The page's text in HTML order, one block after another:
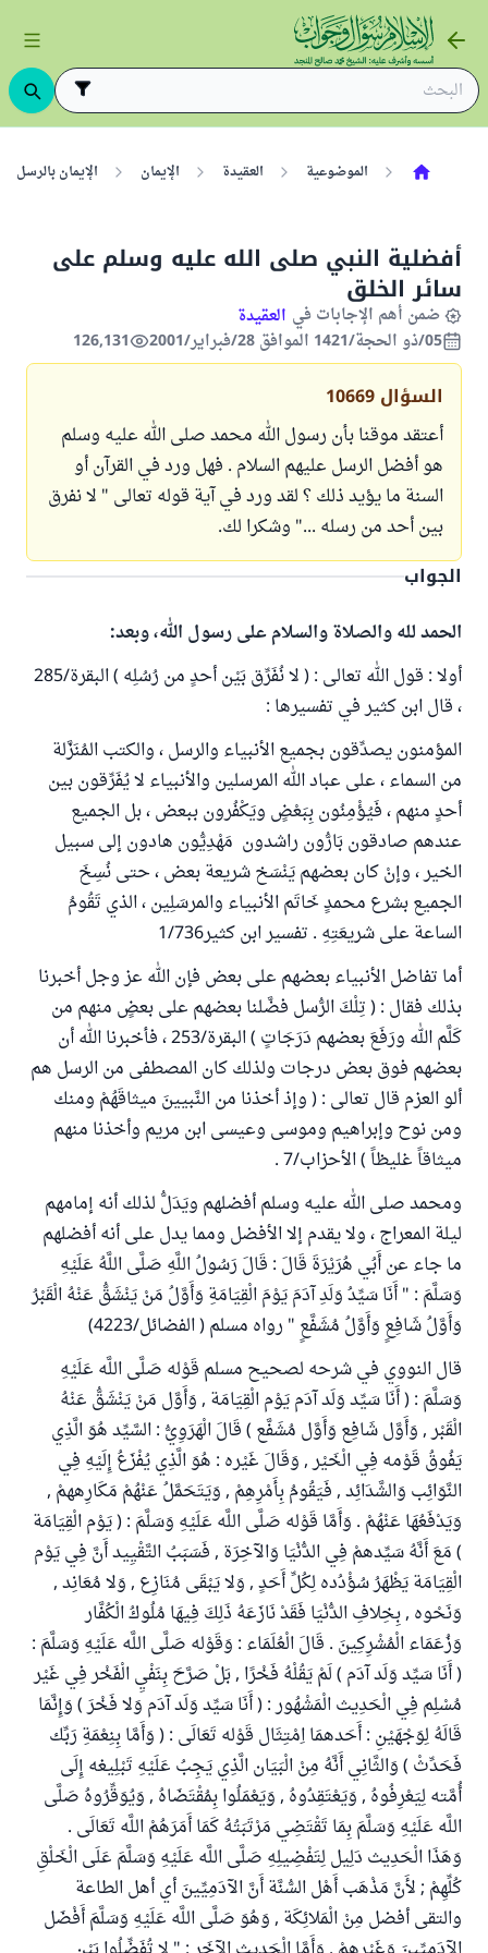
الموضوعية العقيدة الإيمان الإيمان بالرسل
أفضلية النبي صلى الله عليه وسلم على
سائر الخلق
ضمن أهم الإجابات في العقيدة
05/ذو الحجة/1421 الموافق 28/فبراير/2001
126,131
السؤال 10669
أعتقد موقنا بأن رسول الله محمد صلى الله عليه وسلم
هو أفضل الرسل عليهم السلام . فهل ورد في القرآن أو
السنة ما يؤيد ذلك ؟ لقد ورد في آية قوله تعالى " لا نفرق
بين أحد من رسله ..." وشكرا لك.
الجواب
الحمد لله والصلاة والسلام على رسول الله، وبعد:
أولا : قول الله تعالى : ( لا نُفَرِّق بَيْن أحدٍ من رُسُلِه ) البقرة/285
، قال ابن كثير في تفسيرها :
المؤمنون يصدِّقون بجميع الأنبياء والرسل ، والكتب المُنَزَّلة
من السماء ، على عباد الله المرسلين والأنبياء لا يُفَرِّقون بين
أحدٍ منهم ، فَيُؤْمِنُون بِبَعْضٍ ويَكْفُرون ببعض ، بل الجميع
عندهم صادقون بَارُّون راشدون مَهْدِيُّون هادون إلى سبيل
الخير ، وإنْ كان بعضهم يَنْسَخ شريعة بعض ، حتى نُسِخَ
الجميع بشرع محمدٍ خَاتَم الأنبياء والمرسَلِين ، الذي تَقُومُ
الساعة على شريعَتِهِ . تفسير ابن كثير1/736
أما تفاضل الأنبياء بعضهم على بعض فإن الله عز وجل أخبرنا
بذلك فقال : ( تِلْكَ الرُّسل فضَّلنا بعضهم على بعضٍ منهم من
كَلَّم الله ورَفَعَ بعضهم دَرَجَاتٍ ) البقرة/253 ، فأخبرنا الله أن
بعضهم فوق بعض درجات ولذلك كان المصطفى من الرسل هم
ألو العزم قال تعالى : ( وإذ أخذنا من النَّبيينَ ميثاقَهُمْ ومنك
ومن نوح وإبراهيم وموسى وعيسى ابن مريم وأخذنا منهم
ميثاقاً غليظاً ) الأحزاب/7 .
ومحمد صلى الله عليه وسلم أفضلهم ويَدَلُّ لذلك أنه إمامهم
ليلة المعراج ، ولا يقدم إلا الأفضل ومما يدل على أنه أفضلهم
ما جاء عن أَبُي هُرَيْرَةَ قَالَ : قَالَ رَسُولُ اللَّهِ صَلَّى اللَّهُ عَلَيْهِ
وَسَلَّمَ : " أَنَا سَيِّدُ وَلَدِ آدَمَ يَوْمَ الْقِيَامَةِ وَأَوَّلُ مَنْ يَنْشَقُّ عَنْهُ الْقَبْرُ
وَأَوَّلُ شَافِعٍ وَأَوَّلُ مُشَفَّعٍ " رواه مسلم ( الفضائل/4223)
قال النووي في شرحه لصحيح مسلم قَوْله صَلَّى اللَّه عَلَيْهِ
وَسَلَّمَ : ( أَنَا سَيِّد وَلَد آدَم يَوْم الْقِيَامَة , وَأَوَّل مَنْ يَنْشَقُّ عَنْهُ
الْقَبْر , وَأَوَّل شَافِع وَأَوَّل مُشَفَّع ) قَالَ الْهَرَوِيُّ : السَّيِّد هُوَ الَّذِي
يَفُوقُ قَوْمه فِي الْخَيْر , وَقَالَ غَيْره : هُوَ الَّذِي يُفْزَعُ إِلَيْهِ فِي
النَّوَائِب وَالشَّدَائِد , فَيَقُومُ بِأَمْرِهِمْ , وَيَتَحَمَّلُ عَنْهُمْ مَكَارِههمْ ,
وَيَدْفَعُهَا عَنْهُمْ . وَأَمَّا قَوْله صَلَّى اللَّه عَلَيْهِ وَسَلَّمَ : ( يَوْم الْقِيَامَة
) مَعَ أَنَّهُ سَيِّدهمْ فِي الدُّنْيَا وَالآخِرَة , فَسَبَبُ التَّقْيِيد أَنَّ فِي يَوْم
الْقِيَامَة يَظْهَرُ سُؤْدُده لِكُلِّ أَحَدٍ , وَلا يَبْقَى مُنَازِع , وَلا مُعَانِد ,
وَنَحْوه , بِخِلافِ الدُّنْيَا فَقَدْ نَازَعَهُ ذَلِكَ فِيهَا مُلُوكُ الْكُفَّار
وَزُعَمَاء الْمُشْرِكِينَ . قَالَ الْعُلَمَاء : وَقَوْله صَلَّى اللَّه عَلَيْهِ وَسَلَّمَ :
( أَنَا سَيِّد وَلَد آدَم ) لَمْ يَقُلْهُ فَخْرًا , بَلْ صَرَّحَ بِنَفْيِ الْفَخْر فِي غَيْر
مُسْلِم فِي الْحَدِيث الْمَشْهُور : ( أَنَا سَيِّد وَلَد آدَم وَلا فَخْرَ ) وَإِنَّمَا
قَالَهُ لِوَجْهَيْنِ : أَحَدهمَا اِمْتِثَال قَوْله تَعَالَى : ( وَأَمَّا بِنِعْمَةِ رَبِّك
فَحَدِّثْ ) وَالثَّانِي أَنَّهُ مِنْ الْبَيَان الَّذِي يَجِبُ عَلَيْهِ تَبْلِيغه إِلَى
أُمَّته لِيَعْرِفُوهُ , وَيَعْتَقِدُوهُ , وَيَعْمَلُوا بِمُقْتَضَاهُ , وَيُوَقِّرُوهُ صَلَّى
اللَّه عَلَيْهِ وَسَلَّمَ بِمَا تَقْتَضِي مَرْتَبَتُهُ كَمَا أَمَرَهُمْ اللَّه تَعَالَى .
وَهَذَا الْحَدِيث دَلِيل لِتَفْضِيلِهِ صَلَّى اللَّه عَلَيْهِ وَسَلَّمَ عَلَى الْخَلْقِ
كُلِّهِمْ ; لأَنَّ مَذْهَب أَهْل السُّنَّة أَنَّ الآدَمِيِّينَ أي أهل الطاعة
والتقى أفضل مِنْ الْمَلائِكَة , وَهُوَ صَلَّى اللَّه عَلَيْهِ وَسَلَّمَ أَفْضَل